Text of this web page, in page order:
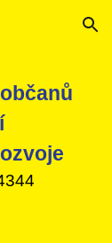
to navigation